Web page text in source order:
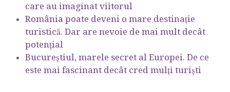
care au imaginat viitorul
România poate deveni o mare destinație
turistică. Dar are nevoie de mai mult decât
potențial
Bucureștiul, marele secret al Europei. De ce
este mai fascinant decât cred mulți turiști